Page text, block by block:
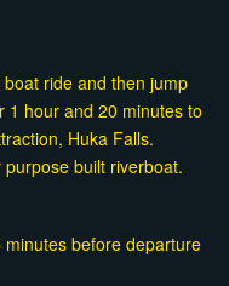
ride and then jump
1 hour and 20 minutes to
Huka Falls.
built riverboat.
before departure